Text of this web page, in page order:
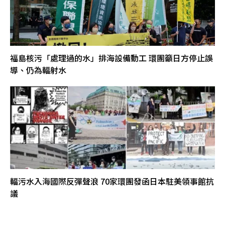
福島核污「處理過的水」排海設備動工 環團籲日方停止誤
導、仍為輻射水
輻污水入海國際反彈聲浪 70家環團發函日本駐美領事館抗
議